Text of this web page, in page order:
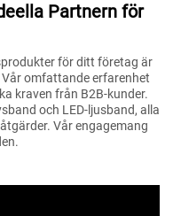
Partnern för
för ditt företag är
Vår omfattande erfarenhet
kraven från B2B-kunder.
och LED-ljusband, alla
Vår engagemang